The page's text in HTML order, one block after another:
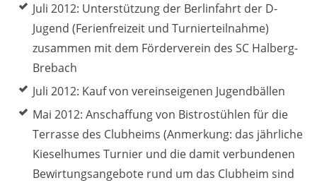
Juli 2012: Unterstützung der Berlinfahrt der D-
Jugend (Ferienfreizeit und Turnierteilnahme)
zusammen mit dem Förderverein des SC Halberg-
Brebach
Juli 2012: Kauf von vereinseigenen Jugendbällen
Mai 2012: Anschaffung von Bistrostühlen für die
Terrasse des Clubheims (Anmerkung: das jährliche
Kieselhumes Turnier und die damit verbundenen
Bewirtungsangebote rund um das Clubheim sind